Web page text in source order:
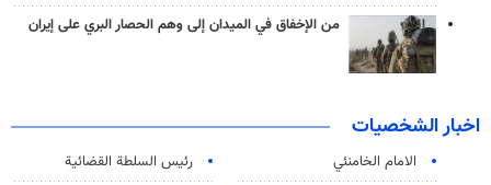
من الإخفاق في الميدان إلى وهم الحصار البري على إيران
اخبار الشخصيات
الامام الخامنئي
رئیس السلطة القضائیة